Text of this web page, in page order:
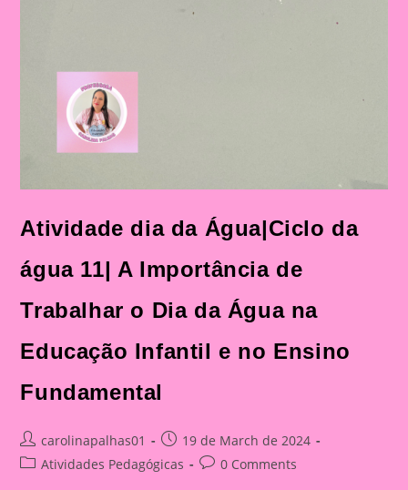
Atividade dia da Água|Ciclo da
água 11| A Importância de
Trabalhar o Dia da Água na
Educação Infantil e no Ensino
Fundamental
Post
author:
carolinapalhas01
Post
published:
19 de March de 2024
PostAtividades Pedagógicas
Post0 Comments